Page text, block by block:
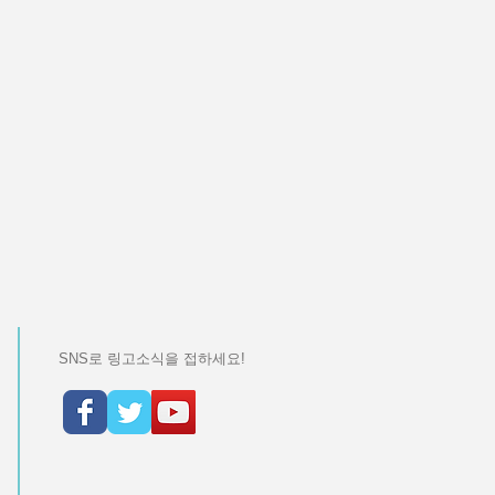
SNS로 링고소식을 접하세요!